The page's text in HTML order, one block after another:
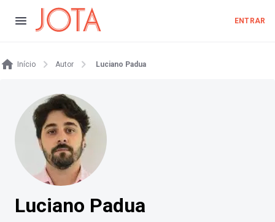
ENTRAR
Início Autor Luciano Padua
Luciano Padua